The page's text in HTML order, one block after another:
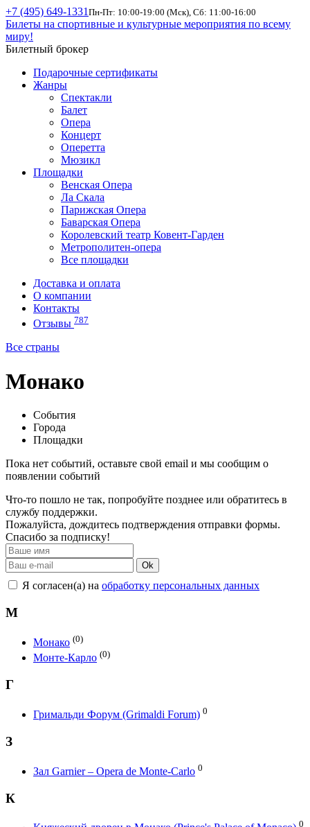
+7 (495) 649-1331 Пн-Пт: 10:00-19:00 (Мск), Сб: 11:00-16:00
Билеты на спортивные и культурные мероприятия по всему
миру!
Билетный брокер
Подарочные сертификаты
Жанры
Спектакли
Балет
Опера
Концерт
Оперетта
Мюзикл
Площадки
Венская Опера
Ла Скала
Парижская Опера
Баварская Опера
Королевский театр Ковент-Гарден
Метрополитен-опера
Все площадки
Доставка и оплата
О компании
Контакты
Отзывы 787
Все страны
Монако
События
Города
Площадки
Пока нет событий, оставьте свой email и мы сообщим о
появлении событий
Что-то пошло не так, попробуйте позднее или обратитесь в
службу поддержки.
Пожалуйста, дождитесь подтверждения отправки формы.
Спасибо за подписку!
Ok
Я согласен(а) на обработку персональных данных
М
Монако (0)
Монте-Карло (0)
Г
Гримальди Форум (Grimaldi Forum) 0
З
Зал Garnier – Opera de Monte-Carlo 0
К
0